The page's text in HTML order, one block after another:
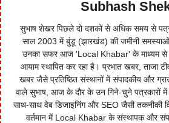
Subhash
सुभाष शेखर पिछले दो दशकों से अधिक समय से
साल 2003 में बुंडू (झारखंड) की जमीनी
उनका सफर आज 'Local Khabar' के माध्यम से
आयाम स्थापित कर रहा है। प्रभात खबर, ताजा
खबर जैसे प्रतिष्ठित संस्थानों में संपादकीय और
वाले सुभाष, आज के दौर के उन गिने-चुने पत्रकारों में
साथ-साथ वेब डिजाइनिंग और SEO जैसी तकनीकी
वर्तमान में Local Khabar के संस्थापक और